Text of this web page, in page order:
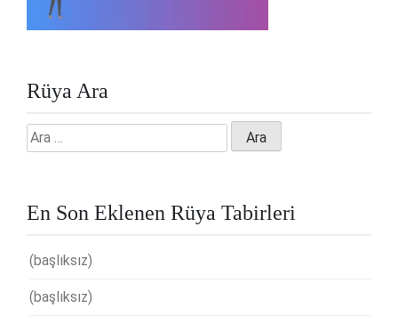
Rüya Ara
Arama:
En Son Eklenen Rüya Tabirleri
(başlıksız)
(başlıksız)